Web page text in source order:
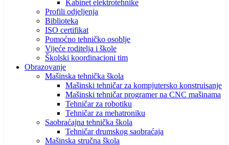
Kabinet elektrotehnike
Profili odjeljenja
Biblioteka
ISO certifikat
Pomoćno tehničko osoblje
Vijeće roditelja i škole
Školski koordinacioni tim
Obrazovanje
Mašinska tehnička škola
Mašinski tehničar za kompjutersko konstruisanje
Mašinski tehničar programer na CNC mašinama
Tehničar za robotiku
Tehničar za mehatroniku
Saobraćajna tehnička škola
Tehničar drumskog saobraćaja
Mašinska stručna škola